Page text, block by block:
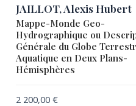
JAILLOT, Alexis Hubert
Mappe-Monde Geo-
Hydrographique ou
Générale du Globe
Aquatique en Deux Plans-
Hémisphères
2 200,00 €